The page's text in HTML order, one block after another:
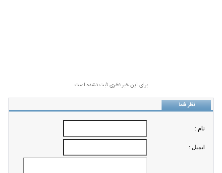
برای این خبر نظری ثبت نشده است
نظر شما
نام :
ايميل :